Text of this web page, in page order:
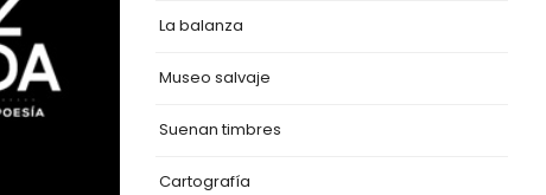
La balanza
Museo salvaje
Suenan timbres
Cartografía